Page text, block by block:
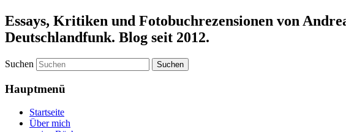
Essays, Kritiken und Fotobuchrezensionen von
Deutschlandfunk. Blog seit 2012.
Suchen
Hauptmenü
Startseite
Über mich